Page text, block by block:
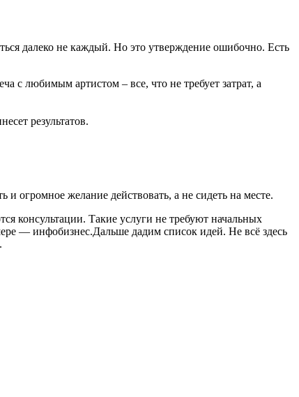
далеко не каждый. Но это утверждение ошибочно. Есть
с любимым артистом – все, что не требует затрат, а
результатов.
огромное желание действовать, а не сидеть на месте.
консультации. Такие услуги не требуют начальных
— инфобизнес.Дальше дадим список идей. Не всё здесь